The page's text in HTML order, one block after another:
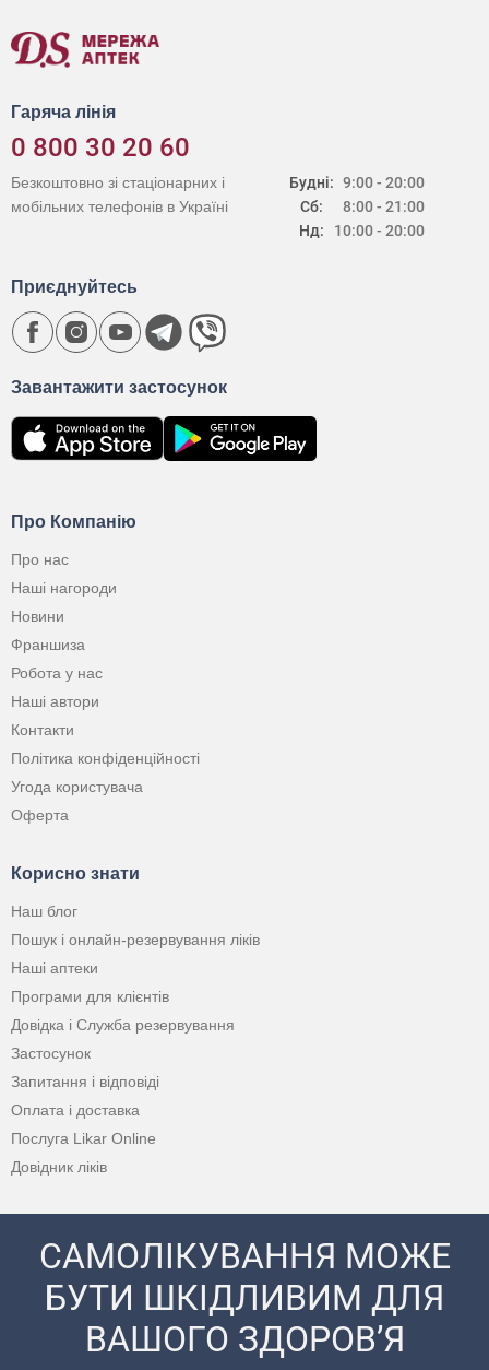
Гаряча лінія
0 800 30 20 60
Будні:
Сб:
Нд:
9:00 - 20:00
8:00 - 21:00
10:00 - 20:00
Безкоштовно зі стаціонарних і
мобільних телефонів в Україні
Про Компанію
Про нас
Наші нагороди
Новини
Франшиза
Робота у нас
Наші автори
Контакти
Політика конфіденційності
Угода користувача
Оферта
Корисно знати
Наш блог
Пошук і онлайн-резервування ліків
Наші аптеки
Програми для клієнтів
Довідка і Служба резервування
Застосунок
Запитання і відповіді
Оплата і доставка
Послуга Likar Online
Довідник ліків
Завантажити застосунок
Приєднуйтесь
САМОЛІКУВАННЯ МОЖЕ
БУТИ ШКІДЛИВИМ ДЛЯ
ВАШОГО ЗДОРОВ’Я